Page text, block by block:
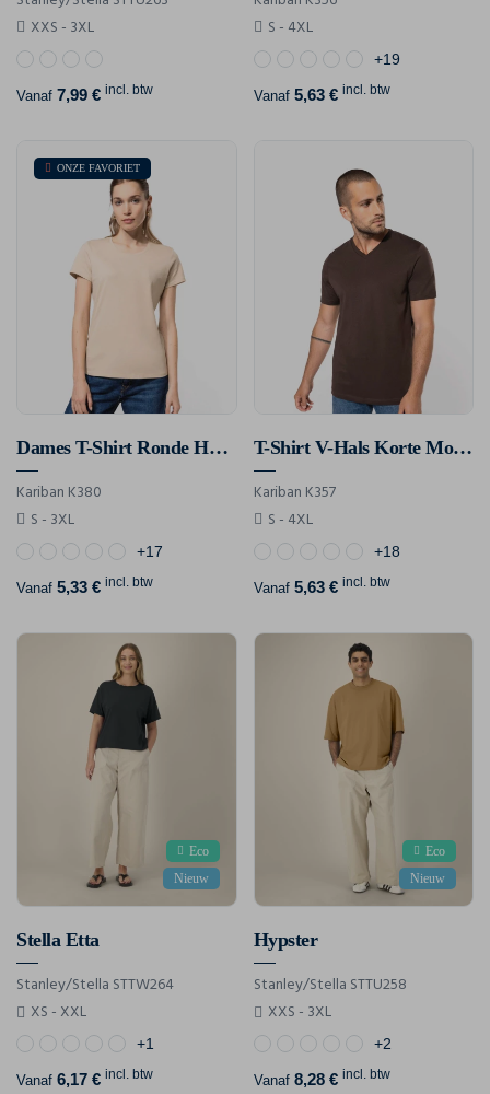
XXS - 3XL
Vanaf 7,99 € incl. btw
S - 4XL
+19
Vanaf 5,63 € incl. btw
ONZE FAVORIET
Dames T-Shirt Ronde Hals Korte Mouwen
Kariban K380
S - 3XL
+17
Vanaf 5,33 € incl. btw
T-Shirt V-Hals Korte Mouwen
Kariban K357
S - 4XL
+18
Vanaf 5,63 € incl. btw
Eco
Nieuw
Stella Etta
Stanley/Stella STTW264
XS - XXL
+1
Vanaf 6,17 € incl. btw
Eco
Nieuw
Hypster
Stanley/Stella STTU258
XXS - 3XL
+2
Vanaf 8,28 € incl. btw